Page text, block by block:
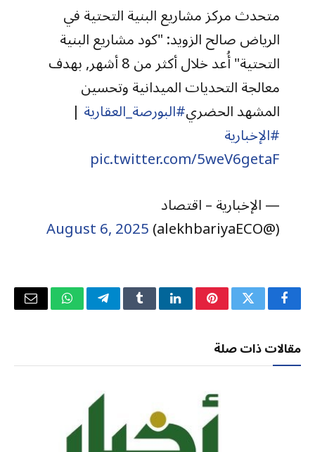
متحدث مركز مشاريع البنية التحتية في
الرياض صالح الزويد: "كود مشاريع البنية
التحتية" أُعد خلال أكثر من 8 أشهر, بهدف
معالجة التحديات الميدانية وتحسين
المشهد الحضري#البورصة_العقارية |
#الإخبارية
pic.twitter.com/5weV6getaF
— الإخبارية – اقتصاد
(@alekhbariyaECO)
August 6, 2025
فيسبوكتويتر بينتيريستلينكدإنTumblrتيلقرامواتسابالبريد
مقالات ذات صلة